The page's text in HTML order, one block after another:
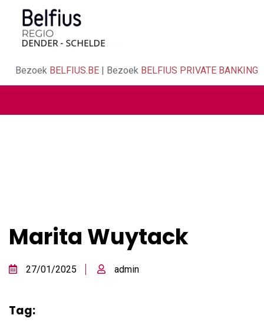
Bezoek BELFIUS.BE | Bezoek BELFIUS PRIVATE BANKING
Marita Wuytack
27/01/2025 admin
Tag: